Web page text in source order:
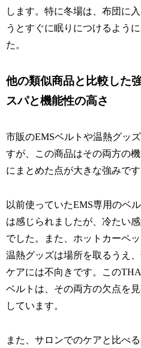
します。特に冬場は、布団に
うとすぐに眠りにつけるよう
た。
他の類似商品と比較した
スパと機能性の高さ
市販のEMSベルトや温熱グッ
すが、この商品はその両方の
にまとめた点が大きな強みです
以前使っていたEMS専用のベ
は感じられましたが、冷たい
でした。また、ホットカーペ
温熱グッズは場所を取るうえ
ケアには不向きです。この
ベルトは、その両方の欠点を
しています。
また、サロンでのケアと比べ